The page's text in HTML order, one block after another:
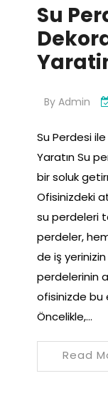
Su
By Admin
Su Perdesi
Yaratın Su
bir soluk
Ofisinizdeki
su perdeleri
perdeler,
de iş yerinizin
perdelerinin
ofisinizde bu
Öncelikle,…
Read